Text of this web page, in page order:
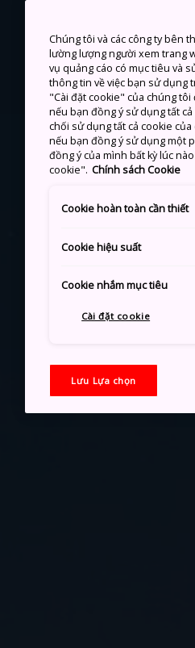
Chúng tôi và các công ty bên
lường lượng người xem trang
vụ quảng cáo có mục tiêu và
thông tin về việc bạn sử dụng
"Cài đặt cookie" của chúng
nếu bạn đồng ý sử dụng tất
chối sử dụng tất cả cookie
nếu bạn đồng ý sử dụng một
đồng ý của mình bất kỳ lúc
cookie". Chính sách Cookie
Cookie hoàn toàn cần thiết
Cookie hiệu suất
Cookie nhắm mục tiêu
Cài đặt cookie
Lưu Lựa chọn